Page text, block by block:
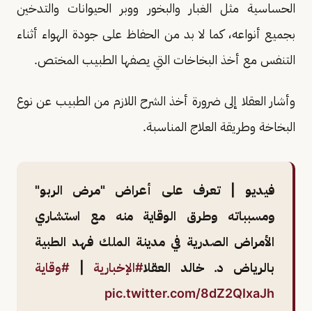
الحساسية مثل الغبار والبخور ووبر الحيوانات والتدخين
بجميع أنواعه، كما لا بد من الحفاظ على جودة الهواء أثناء
التنفس مع أخذ البخاخات التي يصفها الطبيب المختص.
وأشار العقلا إلى ضرورة أخذ الشرح اللازم من الطبيب عن نوع
البخاخة وطريقة العلاج المناسبة.
فيديو | تعرف على أعراض "مرض الربو"
ومسبباته وطرق الوقاية منه مع استشاري
الأمراض الصدرية في مدينة الملك فهد الطبية
بالرياض د. خالد العقلا#الإخبارية
#وقاية
pic.twitter.com/8dZ2QIxaJh